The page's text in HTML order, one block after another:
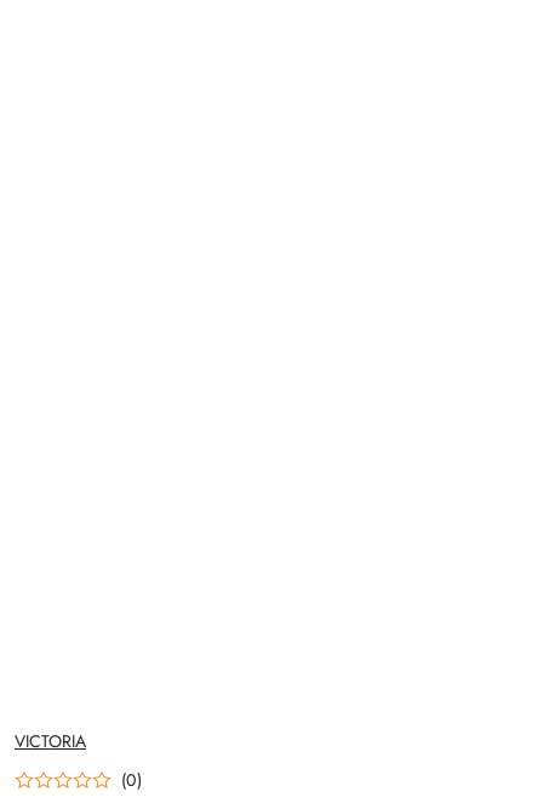
NAZWA
PRODUCENTA:
VICTORIA
(0)